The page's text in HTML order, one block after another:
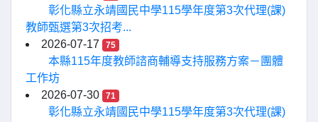
彰化縣立永靖國民中學115學年度第3次代理(課)
教師甄選第3次招考...
2026-07-17
75
本縣115年度教師諮商輔導支持服務方案－團體
工作坊
2026-07-30
71
彰化縣立永靖國民中學115學年度第3次代理(課)